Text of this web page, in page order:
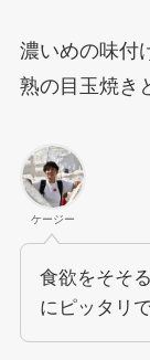
濃いめの味付
熟の目玉焼き
ケージー
食欲をそそ
にピッタリ